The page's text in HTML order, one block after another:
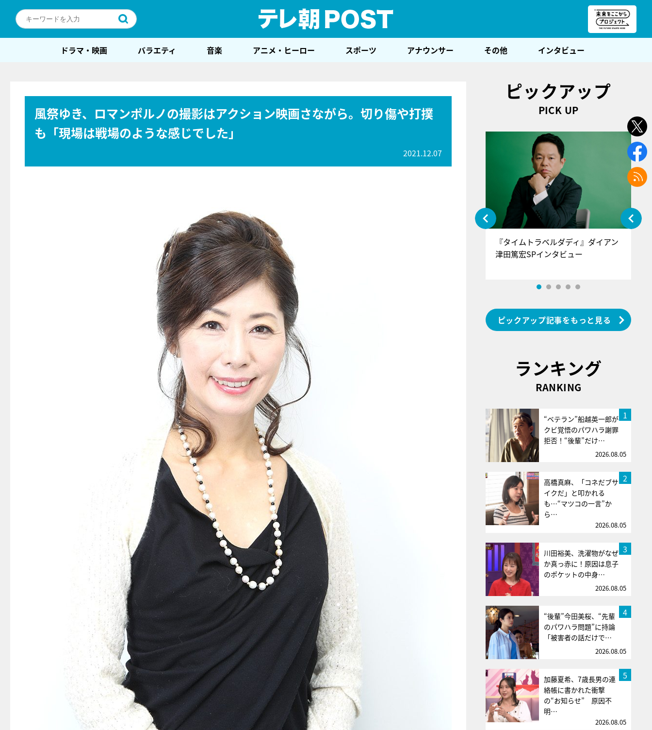
ドラマ・映画 バラエティ 音楽 アニメ・ヒーロー スポーツ アナウンサー その他 インタビュー
風祭ゆき、ロマンポルノの撮影はアクション映画さながら。切り傷や打撲
も「現場は戦場のような感じでした」
2021.12.07
ピックアップ
PICK UP
『タイムトラベルダディ』ダイアン
津田篤宏SPインタビュー
ピックアップ記事をもっと見る
ランキング
RANKING
1
“ベテラン”船越英一郎が
クビ覚悟のパワハラ謝罪
拒否！“後輩”だけ…
2026.08.05
2
高橋真麻、「コネだブサ
イクだ」と叩かれる
も…“マツコの一言”か
ら…
2026.08.05
3
川田裕美、洗濯物がなぜ
か真っ赤に！原因は息子
のポケットの中身…
2026.08.05
4
“後輩”今田美桜、“先輩
のパワハラ問題”に持論
「被害者の話だけで…
2026.08.05
5
加藤夏希、7歳長男の連
絡帳に書かれた衝撃
の“お知らせ” 原因不
明…
2026.08.05